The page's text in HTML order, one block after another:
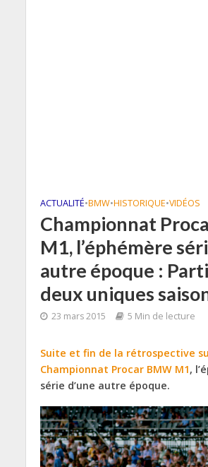
ACTUALITÉ•BMW•HISTORIQUE•VIDÉOS
Championnat
M1, l’éphémère
autre époque :
deux uniques
23 mars 2015 5 Min de lecture
Suite et fin de la rétrospective
Championnat Procar BMW M1,
série d’une autre époque.